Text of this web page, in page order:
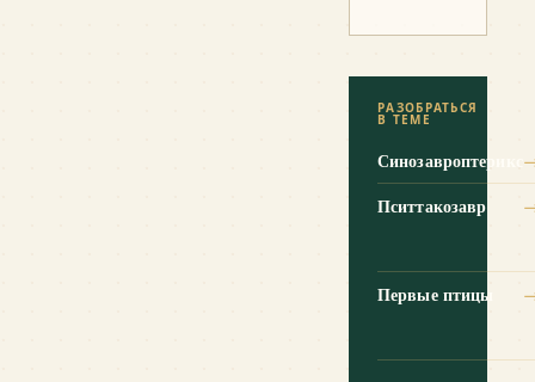
РАЗОБРАТЬСЯ
В ТЕМЕ
Синозавроптерикс
Пситтакозавр
Первые птицы